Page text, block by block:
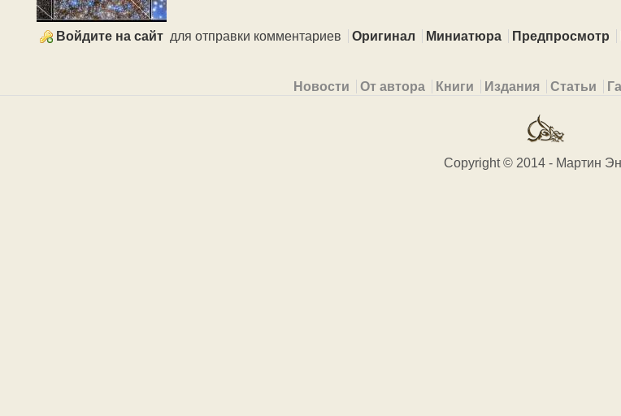
Войдите на сайт для отправки комментариев Оригинал Миниатюра Предпросмотр
Новости От автора Книги Издания Статьи
Copyright © 2014 - Мартин